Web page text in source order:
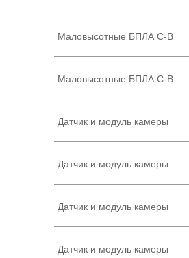
Маловысотные БПЛА C-B
Маловысотные БПЛА C-B
Датчик и модуль камеры
Датчик и модуль камеры
Датчик и модуль камеры
Датчик и модуль камеры